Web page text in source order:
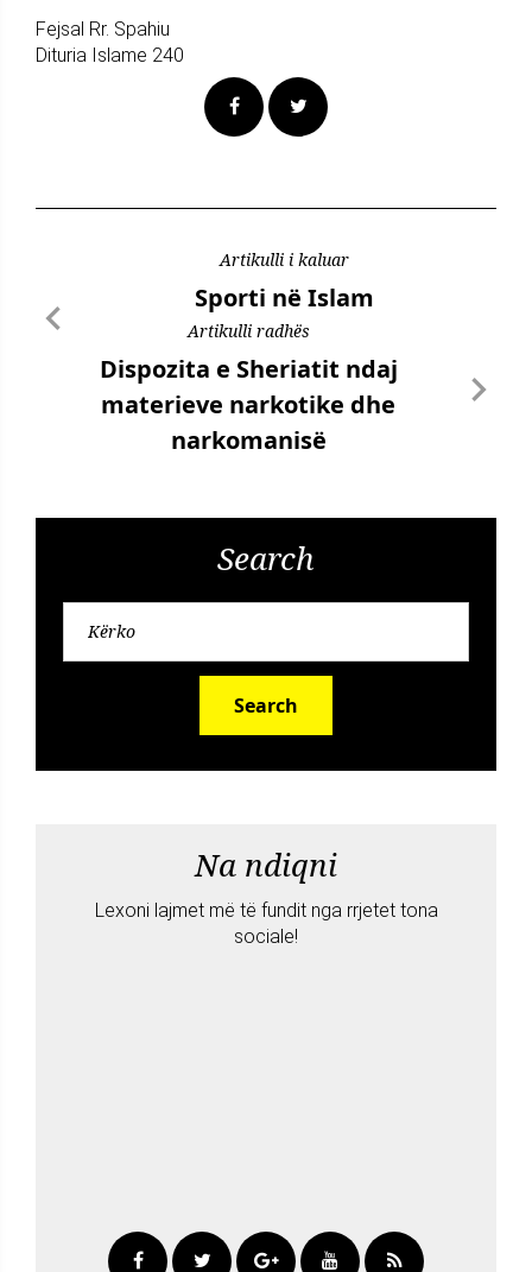
Fejsal Rr. Spahiu
Dituria Islame 240
Artikulli i kaluar
Sporti në Islam
Artikulli radhës
Dispozita e Sheriatit ndaj
materieve narkotike dhe
narkomanisë
Search
Search
Na ndiqni
Lexoni lajmet më të fundit nga rrjetet tona
sociale!